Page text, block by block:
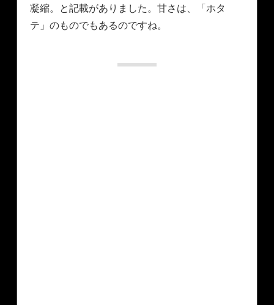
凝縮。と記載がありました。甘さは、「ホタ
テ」のものでもあるのですね。